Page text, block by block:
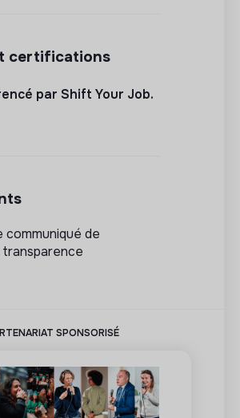
certifications
par Shift Your Job.
communiqué de
SPONSORISÉ